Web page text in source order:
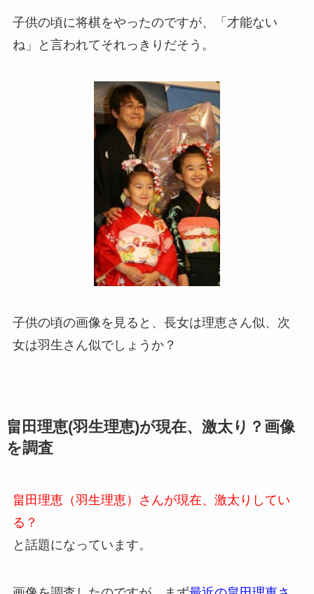
子供の頃に将棋をやったのですが、「才能ない
ね」と言われてそれっきりだそう。
子供の頃の画像を見ると、長女は理恵さん似、次
女は羽生さん似でしょうか？
畠田理恵(羽生理恵)が現在、激太り？画像
を調査
畠田理恵（羽生理恵）さんが現在、激太りしてい
る？
と話題になっています。